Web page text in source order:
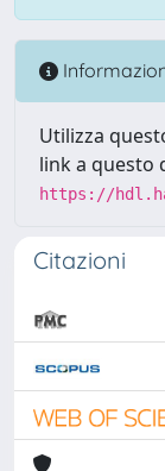
Utilizza
link a questo
https://
Citazioni